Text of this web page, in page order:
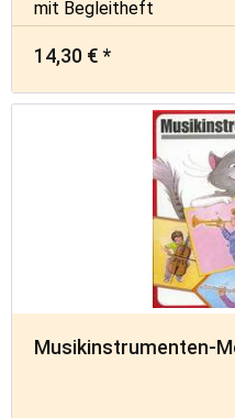
mit Begleitheft
14,30 € *
Musikinstrumenten-